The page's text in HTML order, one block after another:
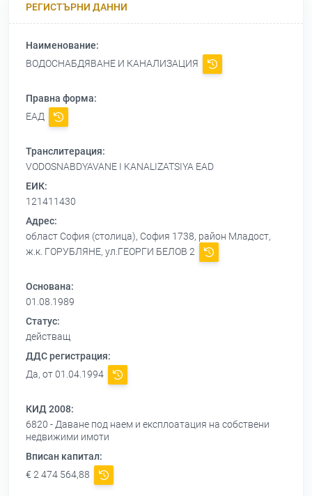
РЕГИСТЪРНИ ДАННИ
Наименование:
ВОДОСНАБДЯВАНЕ И КАНАЛИЗАЦИЯ
Правна форма:
ЕАД
Транслитерация:
VODOSNABDYAVANE I KANALIZATSIYA EAD
ЕИК:
121411430
Адрес:
област София (столица), София 1738, район Младост,
ж.к. ГОРУБЛЯНЕ, ул.ГЕОРГИ БЕЛОВ 2
Основана:
01.08.1989
Статус:
действащ
ДДС регистрация:
Да, от 01.04.1994
КИД 2008:
6820 - Даване под наем и експлоатация на собствени
недвижими имоти
Вписан капитал:
€ 2 474 564,88